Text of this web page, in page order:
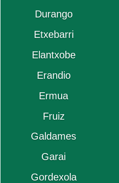
Durango
Etxebarri
Elantxobe
Erandio
Ermua
Fruiz
Galdames
Garai
Gordexola